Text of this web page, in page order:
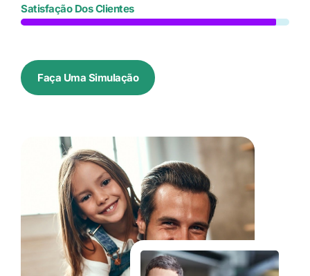
Satisfação Dos Clientes
Faça Uma Simulação